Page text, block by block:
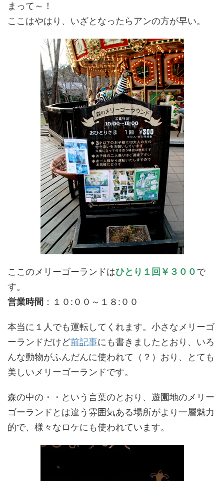
まって～！
ここはやはり、いざとなったらアンの方が早い。
ここのメリーゴーランドはひとり１回￥３００で
す。
営業時間 ：１０:００～１８:００
本当に１人でも運転してくれます。小さなメリーゴ
ーランドだけど前記事にも書きましたとおり、いろ
んな動物がふんだんに使われて（？）おり、とても
美しいメリーゴーランドです。
森の中の・・という言葉のとおり、遊園地のメリー
ゴーランドとは違う雰囲気ある場所がより一層魅力
的で、様々なロケにも使われています。